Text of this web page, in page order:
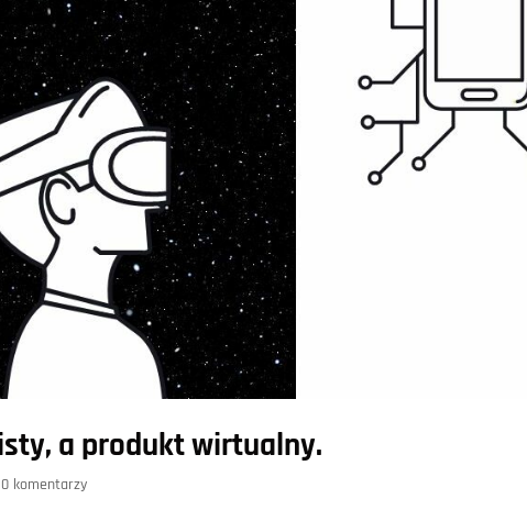
a produkt wirtualny.
0 komentarzy